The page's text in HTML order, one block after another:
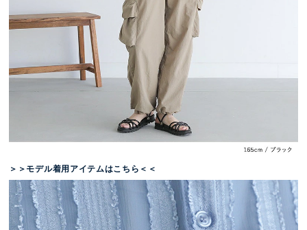
＞＞モデル着用アイテムはこちら＜＜